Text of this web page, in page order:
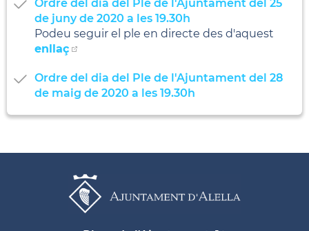
Ordre del dia del Ple de l'Ajuntament del 25
de juny de 2020 a les 19.30h
Podeu seguir el ple en directe des d'aquest
enllaç
Ordre del dia del Ple de l'Ajuntament del 28
de maig de 2020 a les 19.30h